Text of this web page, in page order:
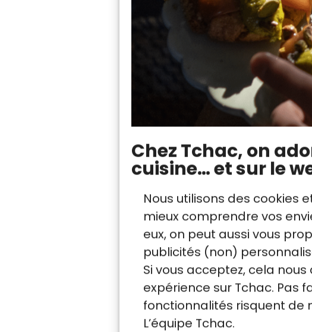
Chez Tchac, on
cuisine… et sur le
Nous utilisons des cookies
mieux comprendre vos
eux, on peut aussi vous
publicités (non)
Si vous acceptez, cela
expérience sur Tchac. Pas
fonctionnalités risquent de
L’équipe Tchac.
La cuisson du pain
L’indice glycémique
Lorsque l’on refroidit ou
modifier : il se cristallise à
de l’amidon, qui est alors
Ce type d’amidon est
L’amidon résistant se
ralentit l’absorption des